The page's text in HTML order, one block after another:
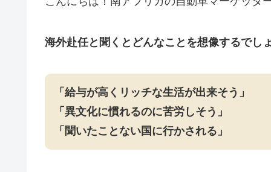
海外赴任と聞くとどんなことを想像するでし
「給与が高くリッチな生活が出来そう」
「異文化に慣れるのに苦労しそう」
「聞いたことない国に行かされる」